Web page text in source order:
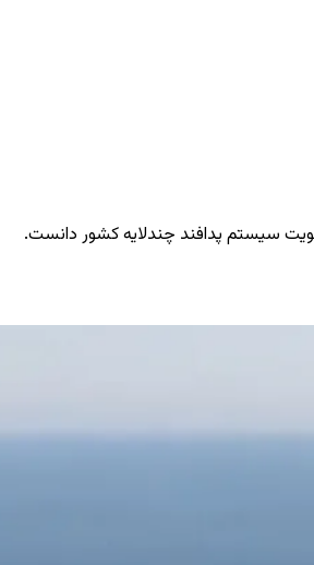
سیستم پدافند چندلایه کشور دانست.